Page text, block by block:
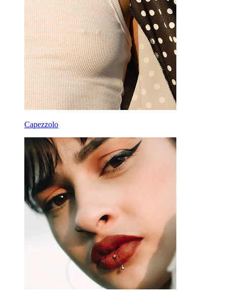
Capezzolo